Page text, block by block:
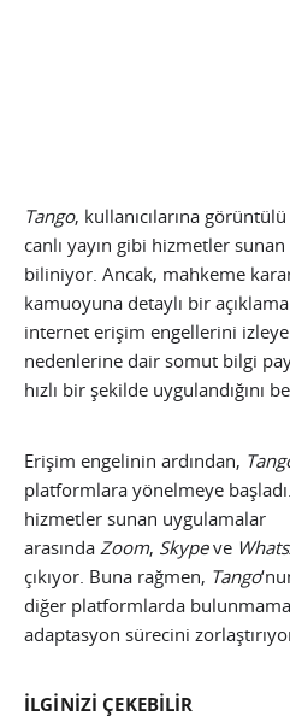
Tango, kullanıcılarına
canlı yayın gibi hizmetler
biliniyor. Ancak, mahkeme
kamuoyuna detaylı bir
internet erişim engellerini
nedenlerine dair somut bilgi
hızlı bir şekilde uygulandığını
Erişim engelinin ardından,
platformlara yönelmeye
hizmetler sunan uygulamalar
arasında Zoom, Skypeve
çıkıyor. Buna rağmen, Tango
diğer platformlarda
adaptasyon sürecini
İLGİNİZİ ÇEKEBİLİR